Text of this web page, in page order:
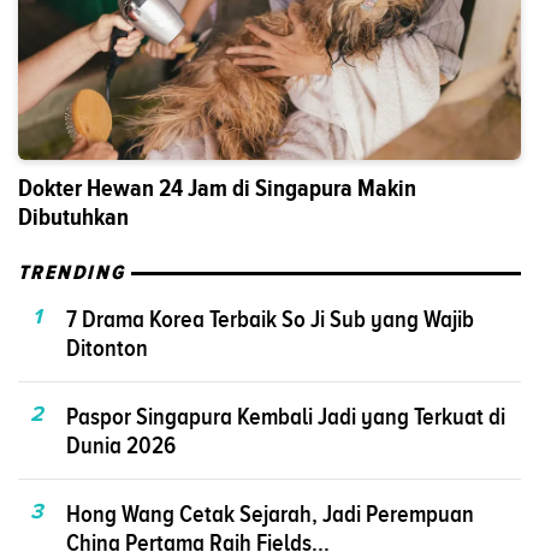
Dokter Hewan 24 Jam di Singapura Makin
Dibutuhkan
TRENDING
1
7 Drama Korea Terbaik So Ji Sub yang Wajib
Ditonton
2
Paspor Singapura Kembali Jadi yang Terkuat di
Dunia 2026
3
Hong Wang Cetak Sejarah, Jadi Perempuan
China Pertama Raih Fields...